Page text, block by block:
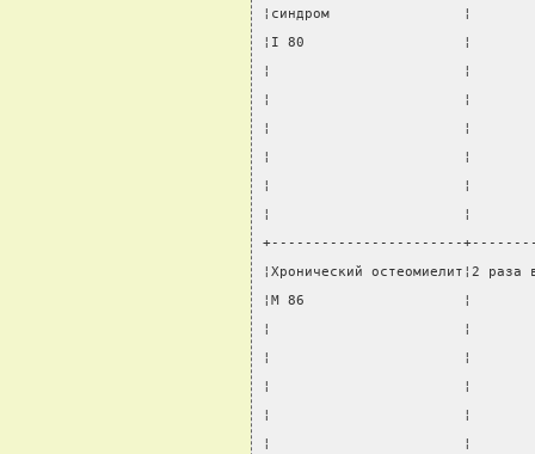
¦синдром                ¦
¦I 80                   ¦
¦                       ¦
¦                       ¦
¦                       ¦
¦                       ¦
¦                       ¦
¦                       ¦
+-----------------------
¦Хронический остеомиелит¦2
¦M 86                   ¦
¦                       ¦
¦                       ¦
¦                       ¦
¦                       ¦
¦                       ¦